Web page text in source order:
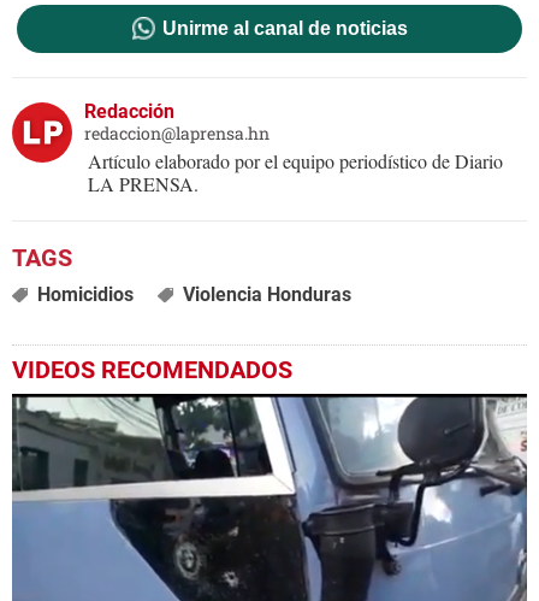
Unirme al canal de noticias
Redacción
redaccion@laprensa.hn
Artículo elaborado por el equipo periodístico de Diario
LA PRENSA.
Homicidios Violencia Honduras
VIDEOS RECOMENDADOS